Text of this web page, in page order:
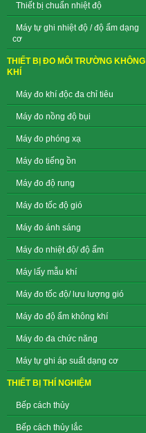
Thiết bị chuẩn nhiệt độ
Máy tự ghi nhiệt độ / độ ẩm dạng
cơ
THIẾT BỊ ĐO MÔI TRƯỜNG KHÔNG
KHÍ
Máy đo khí độc đa chỉ tiêu
Máy đo nồng độ bụi
Máy đo phóng xạ
Máy đo tiếng ồn
Máy đo độ rung
Máy đo tốc độ gió
Máy đo ánh sáng
Máy đo nhiệt độ/ độ ẩm
Máy lấy mẫu khí
Máy đo tốc độ/ lưu lượng gió
Máy đo độ ẩm không khí
Máy đo đa chức năng
Máy tự ghi áp suất dạng cơ
THIẾT BỊ THÍ NGHIỆM
Bếp cách thủy
Bếp cách thủy lắc